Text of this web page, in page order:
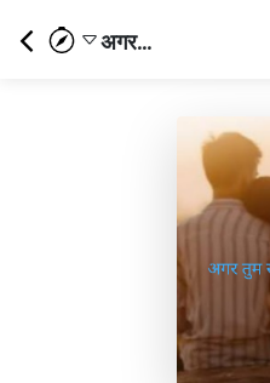
अगर...